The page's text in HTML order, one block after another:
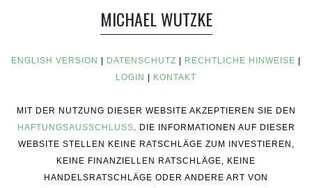
MICHAEL WUTZKE
ENGLISH VERSION | DATENSCHUTZ | RECHTLICHE HINWEISE |
LOGIN | KONTAKT
MIT DER NUTZUNG DIESER WEBSITE AKZEPTIEREN SIE DEN
HAFTUNGSAUSSCHLUSS . DIE INFORMATIONEN AUF DIESER
WEBSITE STELLEN KEINE RATSCHLÄGE ZUM INVESTIEREN,
KEINE FINANZIELLEN RATSCHLÄGE, KEINE
HANDELSRATSCHLÄGE ODER ANDERE ART VON